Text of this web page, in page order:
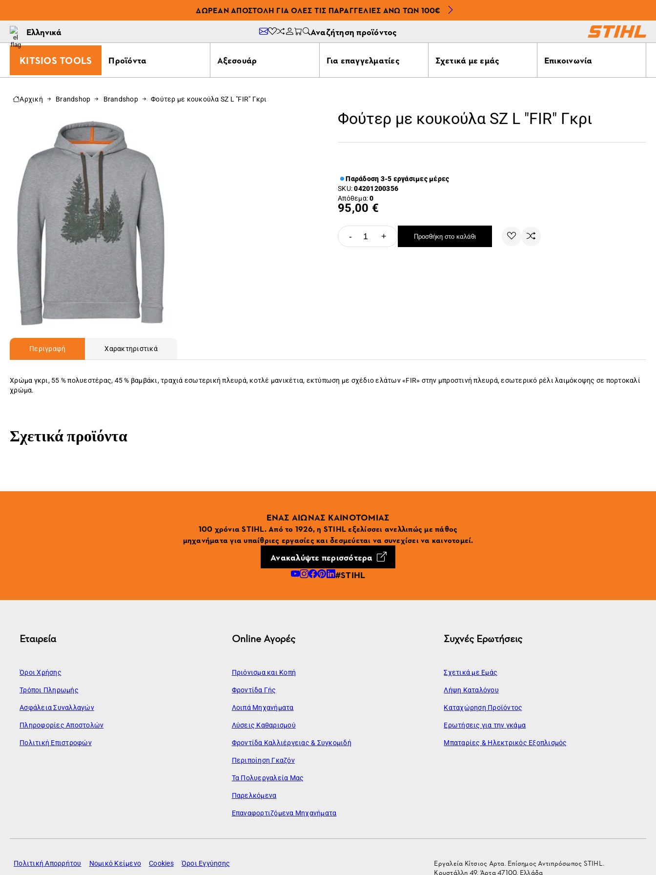
ΔΩΡΕΆΝ ΑΠΟΣΤΟΛΉ ΓΙΑ ΌΛΕΣ ΤΙΣ ΠΑΡΑΓΓΕΛΊΕΣ ΆΝΩ ΤΩΝ 100€
Ελληνικά Αναζήτηση προϊόντος
KITSIOS TOOLS Προϊόντα Αξεσουάρ Για επαγγελματίες Σχετικά με εμάς Επικοινωνία
Αρχική Brandshop Brandshop Φούτερ με κουκούλα SZ L "FIR" Γκρι
Φούτερ με κουκούλα SZ L "FIR" Γκρι
Παράδοση 3-5 εργάσιμες μέρες
SKU:04201200356
Απόθεμα:0
95,00 €
- + Προσθήκη στο καλάθι
Περιγραφή Χαρακτηριστικά
Χρώμα γκρι, 55 % πολυεστέρας, 45 % βαμβάκι, τραχιά εσωτερική πλευρά, κοτλέ μανικέτια, εκτύπωση με σχέδιο ελάτων «FIR» στην μπροστινή πλευρά, εσωτερικό ρέλι λαιμόκοψης σε πορτοκαλί
χρώμα.
Σχετικά προϊόντα
ΕΝΑΣ ΑΙΩΝΑΣ ΚΑΙΝΟΤΟΜΙΑΣ
100 χρόνια STIHL. Από το 1926, η STIHL εξελίσσει ανελλιπώς με πάθος
μηχανήματα για υπαίθριες εργασίες και δεσμεύεται να συνεχίσει να καινοτομεί.
Ανακαλύψτε περισσότερα
#STIHL
Εταιρεία
Όροι Χρήσης
Τρόποι Πληρωμής
Ασφάλεια Συναλλαγών
Πληροφορίες Αποστολών
Πολιτική Επιστροφών
Online Αγορές
Πριόνισμα και Κοπή
Φροντίδα Γής
Λοιπά Μηχανήματα
Λύσεις Καθαρισμού
Φροντίδα Καλλιέργειας & Συγκομιδή
Περιποίηση Γκαζόν
Τα Πολυεργαλεία Μας
Παρελκόμενα
Επαναφορτιζόμενα Μηχανήματα
Συχνές Ερωτήσεις
Σχετικά με Εμάς
Λήψη Καταλόγου
Καταχώρηση Προϊόντος
Ερωτήσεις για την γκάμα
Μπαταρίες & Ηλεκτρικός Εξοπλισμός
Πολιτική Απορρήτου Νομικό Κείμενο Cookies Όροι Εγγύησης
Εργαλεία Κίτσιος Αρτα. Επίσημος Αντιπρόσωπος STIHL.
Κρυστάλλη 49, Άρτα 47100, Ελλάδα